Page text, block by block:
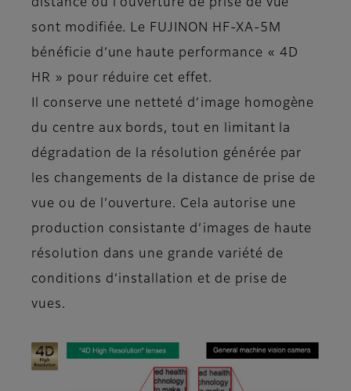
distance ou l’ouverture de prise de vue
sont modifiée. Le FUJINON HF-XA-5M
bénéficie d’une haute performance « 4D
HR » pour réduire cet effet.
Il conserve une netteté d’image homogène
du centre aux bords, tout en limitant la
dégradation de la résolution générée par
les changements de la distance de prise de
vue ou de l’ouverture. Cela autorise une
production consistante d’images de haute
résolution dans une grande variété de
conditions d’installation et de prise de
vues.